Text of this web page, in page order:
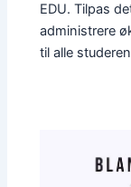
EDU. Tilpas
administrere
til alle